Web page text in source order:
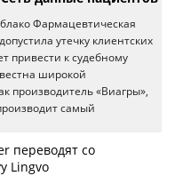
Фармацевтическая
утечку клиентских
привести к судебному
широкой
производитель «Виагры»,
самый
переводят со
Lingvo